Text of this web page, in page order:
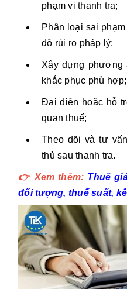
phạm vi thanh tra;
Phân loại sai
độ rủi ro pháp lý;
Xây dựng phương
khắc phục phù hợp;
Đại diện hoặc hỗ
quan thuế;
Theo dõi và tư
thủ sau thanh tra.
👉Xem thêm: Thuế
đối tượng, thuế suất,